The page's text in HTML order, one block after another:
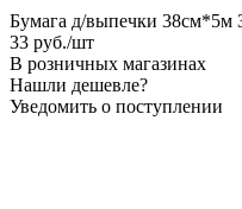
Бумага д/выпечки 38см*5м
33 руб./шт
В розничных магазинах
Нашли дешевле?
Уведомить о поступлении